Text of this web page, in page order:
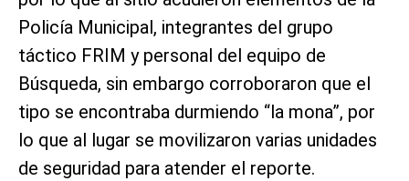
Policía Municipal, integrantes del grupo
táctico FRIM y personal del equipo de
Búsqueda, sin embargo corroboraron que el
tipo se encontraba durmiendo “la mona”, por
lo que al lugar se movilizaron varias unidades
de seguridad para atender el reporte.